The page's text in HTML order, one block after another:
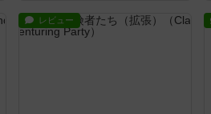
レビュー